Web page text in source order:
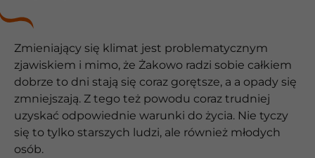
Zmieniający się klimat jest problematycznym
zjawiskiem i mimo, że Żakowo radzi sobie całkiem
dobrze to dni stają się coraz gorętsze, a a opady się
zmniejszają. Z tego też powodu coraz trudniej
uzyskać odpowiednie warunki do życia. Nie tyczy
się to tylko starszych ludzi, ale również młodych
osób.